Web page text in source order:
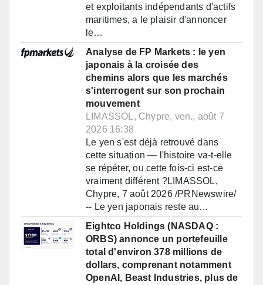
et exploitants indépendants d'actifs
maritimes, a le plaisir d'annoncer
le…
Analyse de FP Markets : le yen
japonais à la croisée des
chemins alors que les marchés
s'interrogent sur son prochain
mouvement
LIMASSOL, Chypre, ven., août 7
2026 16:38
Le yen s'est déjà retrouvé dans
cette situation — l'histoire va-t-elle
se répéter, ou cette fois-ci est-ce
vraiment différent ?LIMASSOL,
Chypre, 7 août 2026 /PRNewswire/
-- Le yen japonais reste au…
Eightco Holdings (NASDAQ :
ORBS) annonce un portefeuille
total d'environ 378 millions de
dollars, comprenant notamment
OpenAI, Beast Industries, plus de